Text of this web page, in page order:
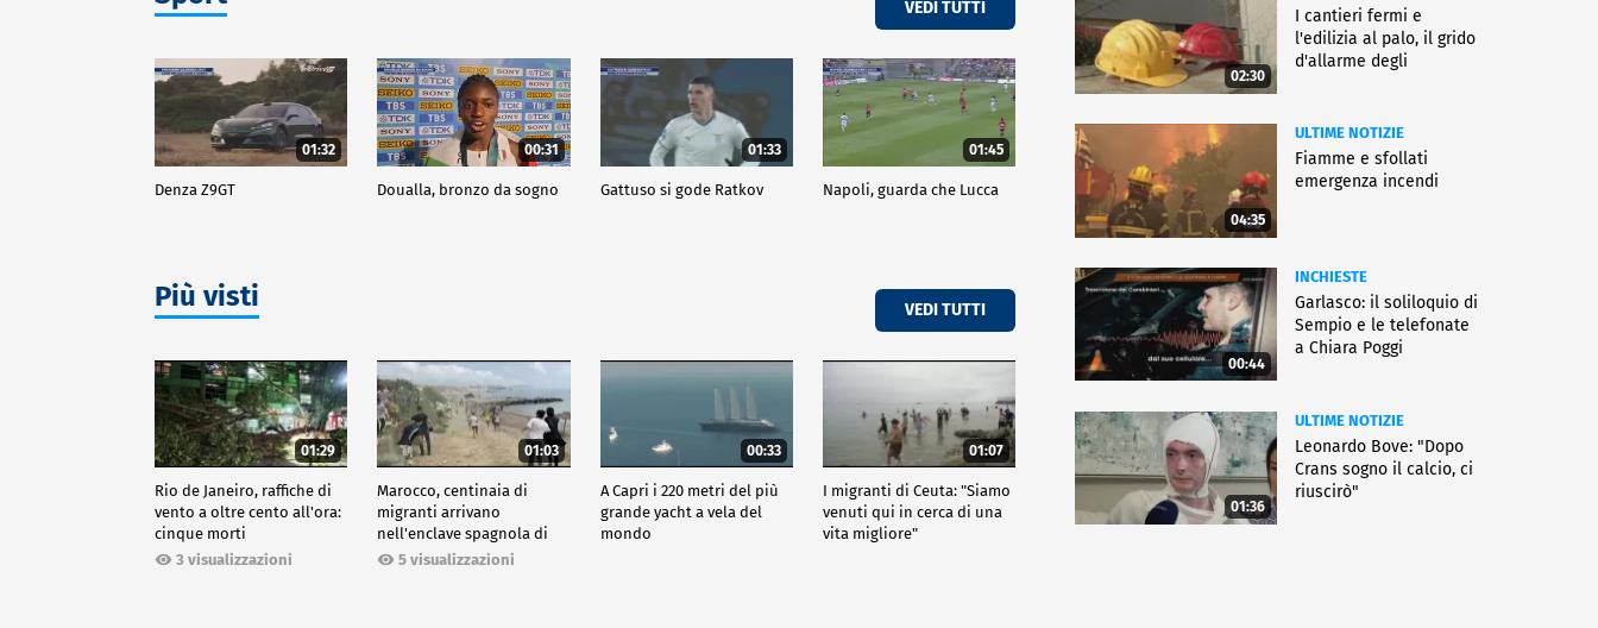
VEDI TUTTI
01:32
Denza Z9GT
00:31
Doualla, bronzo da sogno
01:33
Gattuso si gode Ratkov
01:45
Napoli, guarda che Lucca
Più visti VEDI TUTTI
01:29
Rio de Janeiro, raffiche di
vento a oltre cento all'ora:
cinque morti
3 visualizzazioni
01:03
Marocco, centinaia di
migranti arrivano
nell'enclave spagnola di
Ceuta5 visualizzazioni
00:33
A Capri i 220 metri del più
grande yacht a vela del
mondo
01:07
I migranti di Ceuta: "Siamo
venuti qui in cerca di una
vita migliore"
02:30
I cantieri fermi e
l'edilizia al palo, il grido
d'allarme degli
04:35
ULTIME NOTIZIE
Fiamme e sfollati
emergenza incendi
00:44
INCHIESTE
Garlasco: il soliloquio di
Sempio e le telefonate
a Chiara Poggi
01:36
ULTIME NOTIZIE
Leonardo Bove: "Dopo
Crans sogno il calcio, ci
riuscirò"